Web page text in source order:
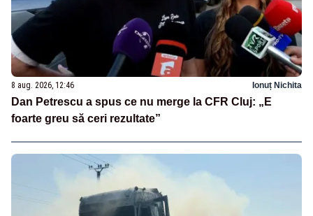
8 aug. 2026, 12:46 Ionuț Nichita
Dan Petrescu a spus ce nu merge la CFR Cluj: „E
foarte greu să ceri rezultate”